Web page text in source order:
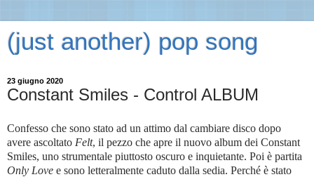
(just another) pop song
23 giugno 2020
Constant Smiles - Control ALBUM
Confesso che sono stato ad un attimo dal cambiare disco dopo
avere ascoltato Felt, il pezzo che apre il nuovo album dei Constant
Smiles, uno strumentale piuttosto oscuro e inquietante. Poi è partita
Only Love e sono letteralmente caduto dalla sedia. Perché è stato